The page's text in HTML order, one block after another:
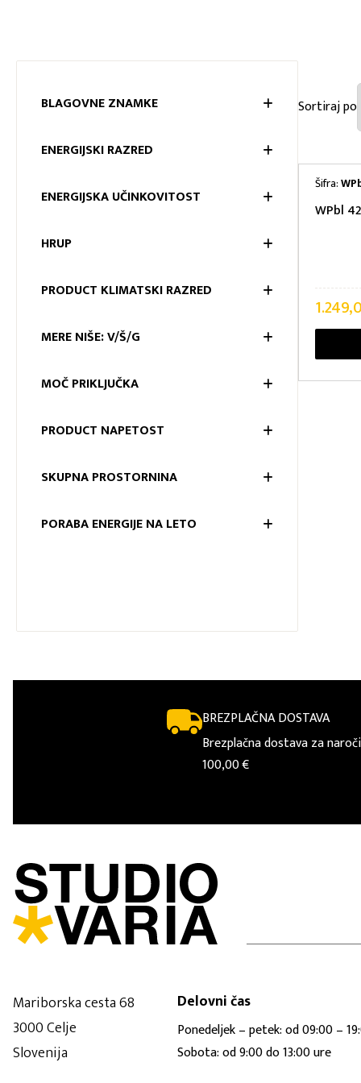
BLAGOVNE ZNAMKE
ENERGIJSKI RAZRED
ENERGIJSKA UČINKOVITOST
HRUP
PRODUCT KLIMATSKI RAZRED
MERE NIŠE: V/Š/G
MOČ PRIKLJUČKA
PRODUCT NAPETOST
SKUPNA PROSTORNINA
PORABA ENERGIJE NA LETO
MERE
Šifra:
WPbl
BREZPLAČNA DOSTAVA
Brezplačna dostava za
100,00 €
Mariborska cesta 68
3000 Celje
Slovenija
Delovni čas
Ponedeljek – petek: od 09:00 –
Sobota: od 9:00 do 13:00 ure